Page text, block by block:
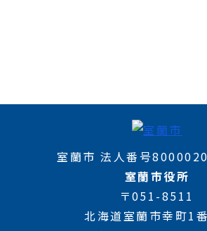
室蘭市 法人番号
室蘭市役所
〒051-8511
北海道室蘭市幸町1